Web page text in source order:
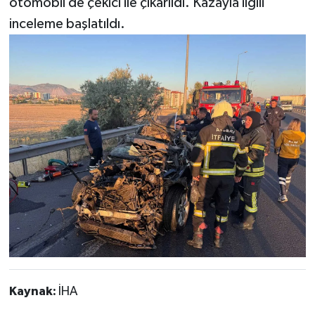
otomobil de çekici ile çıkarıldı. Kazayla ilgili
inceleme başlatıldı.
Kaynak: İHA